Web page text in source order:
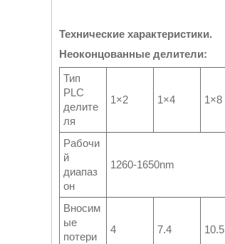
Технические характеристики.
Неоконцованные делители:
Тип
PLC
делите
ля
1×2 1×4 1×8
Рабочи
й
диапаз
он
1260-1650nm
Вносим
ые
потери
4 7.4 10.5